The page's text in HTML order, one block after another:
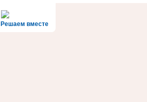
Решаем вместе